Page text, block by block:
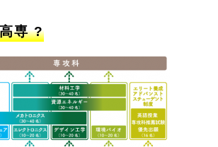
専 ?